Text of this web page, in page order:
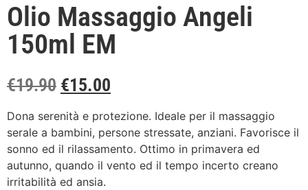
Olio Massaggio Angeli
150ml EM
€19.90 €15.00
Dona serenità e protezione. Ideale per il massaggio
serale a bambini, persone stressate, anziani. Favorisce il
sonno ed il rilassamento. Ottimo in primavera ed
autunno, quando il vento ed il tempo incerto creano
irritabilità ed ansia.